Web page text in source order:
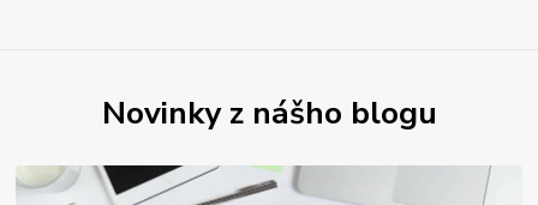
Novinky z nášho blogu